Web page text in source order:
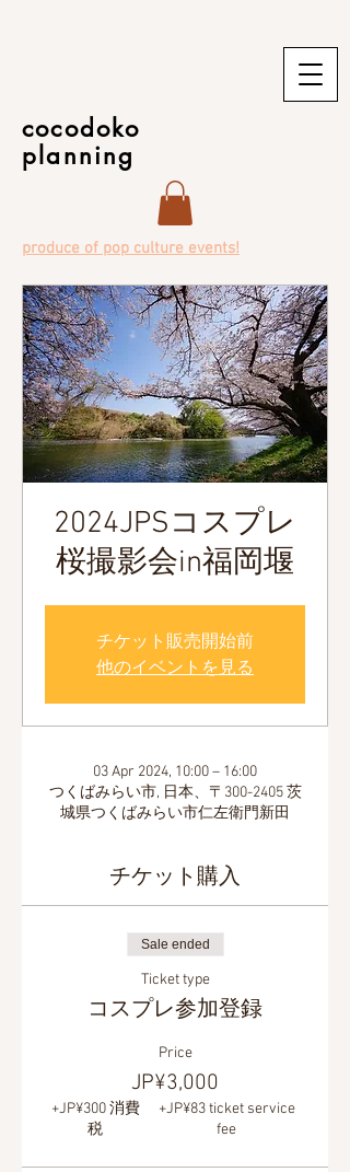
cocodoko
planning
produce of pop culture events!
2024JPSコスプレ
桜撮影会in福岡堰
チケット販売開始前
他のイベントを見る
03 Apr 2024, 10:00 – 16:00
つくばみらい市, 日本、〒300-2405 茨
城県つくばみらい市仁左衛門新田
チケット購入
Sale ended
Ticket type
コスプレ参加登録
Price
JP¥3,000
+JP¥300 消費
税
+JP¥83 ticket service
fee